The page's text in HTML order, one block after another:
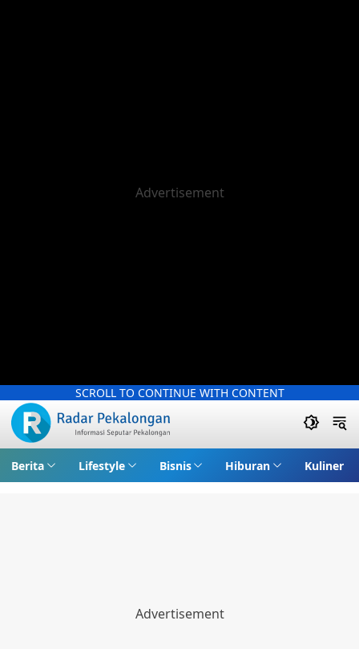
SCROLL TO CONTINUE WITH CONTENT
Berita Lifestyle Bisnis Hiburan Kuliner